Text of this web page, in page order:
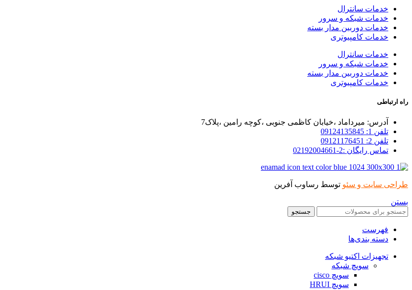
خدمات سانترال
خدمات شبکه و سرور
خدمات دوربین مدار بسته
خدمات کامپیوتری
خدمات سانترال
خدمات شبکه و سرور
خدمات دوربین مدار بسته
خدمات کامپیوتری
راه ارتباطی
آدرس: میرداماد ،خیابان کاظمی جنوبی ،کوچه رامین ،پلاک7
تلفن 1: 09124135845
تلفن 2: 09121176451
تماس رایگان :2-02192004661
طراحی سایت و سئو توسط رساوب آفرین
بستن
جستجو
فهرست
دسته بندی‌ها
تجهیزات اکتیو شبکه
سویچ شبکه
سویچ cisco
سویچ HRUI